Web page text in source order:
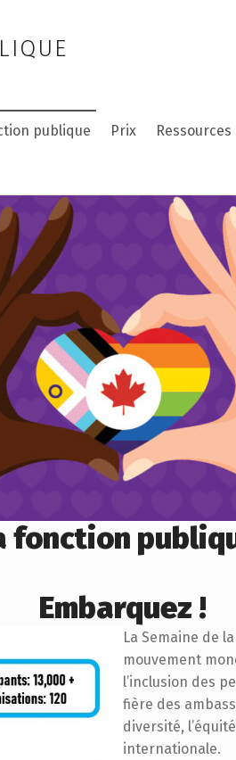
publique Prix Ressources
fonction
Embarquez !
La Semaine de
mouvement
l’inclusion des
fière des
diversité,
internationale.